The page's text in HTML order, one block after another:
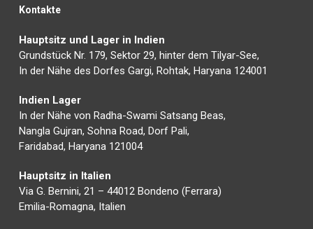
Kontakte
Hauptsitz und Lager in Indien
Grundstück Nr. 179, Sektor 29, hinter dem Tilyar-See,
In der Nähe des Dorfes Gargi, Rohtak, Haryana 124001
Indien Lager
In der Nähe von Radha-Swami Satsang Beas,
Nangla Gujran, Sohna Road, Dorf Pali,
Faridabad, Haryana 121004
Hauptsitz in Italien
Via G. Bernini, 21 – 44012 Bondeno (Ferrara)
Emilia-Romagna, Italien